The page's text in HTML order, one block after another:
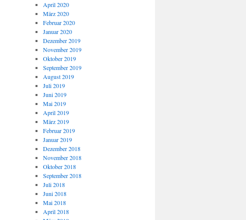
April 2020
März 2020
Februar 2020
Januar 2020
Dezember 2019
November 2019
Oktober 2019
September 2019
August 2019
Juli 2019
Juni 2019
Mai 2019
April 2019
März 2019
Februar 2019
Januar 2019
Dezember 2018
November 2018
Oktober 2018
September 2018
Juli 2018
Juni 2018
Mai 2018
April 2018